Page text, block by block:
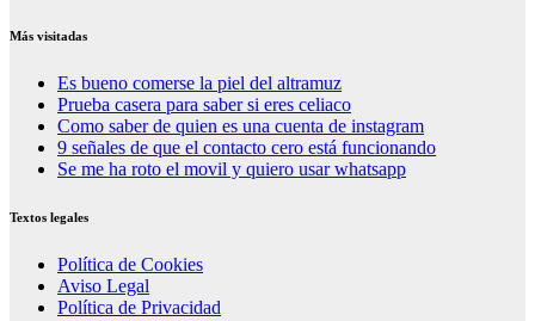
Más visitadas
Es bueno comerse la piel del altramuz
Prueba casera para saber si eres celiaco
Como saber de quien es una cuenta de instagram
9 señales de que el contacto cero está funcionando
Se me ha roto el movil y quiero usar whatsapp
Textos legales
Política de Cookies
Aviso Legal
Política de Privacidad